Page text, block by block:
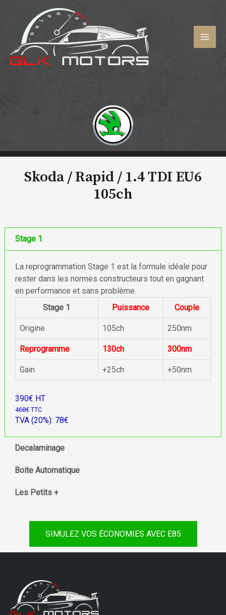
contenu
Skoda / Rapid / 1.4 TDI EU6
105ch
Stage 1
La reprogrammation Stage 1 est la formule idéale pour
rester dans les normes constructeurs tout en gagnant
en performance et sans problème.
Stage 1
Puissance Couple
Origine 105ch 250nm
Reprogramme 130ch 300nm
Gain +25ch +50nm
390€ HT
468€ TTC
TVA (20%): 78€
Decalaminage
Boite Automatique
Les Petits +
SIMULEZ VOS ÉCONOMIES AVEC E85